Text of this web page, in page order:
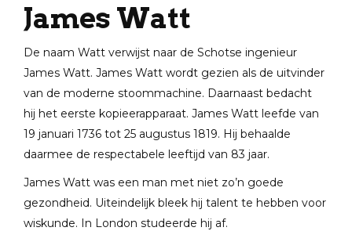
James Watt
De naam Watt verwijst naar de Schotse ingenieur
James Watt. James Watt wordt gezien als de uitvinder
van de moderne stoommachine. Daarnaast bedacht
hij het eerste kopieerapparaat. James Watt leefde van
19 januari 1736 tot 25 augustus 1819. Hij behaalde
daarmee de respectabele leeftijd van 83 jaar.
James Watt was een man met niet zo’n goede
gezondheid. Uiteindelijk bleek hij talent te hebben voor
wiskunde. In London studeerde hij af.